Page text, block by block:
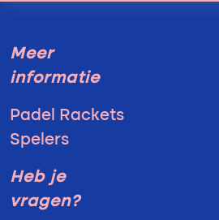
Meer
informatie
Padel Rackets
Spelers
Heb je
vragen?